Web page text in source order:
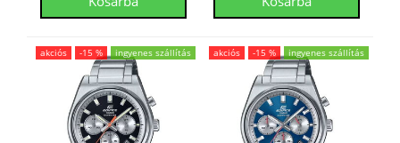
akciós -15 % ingyenes szállítás akciós -15 % ingyenes szállítás